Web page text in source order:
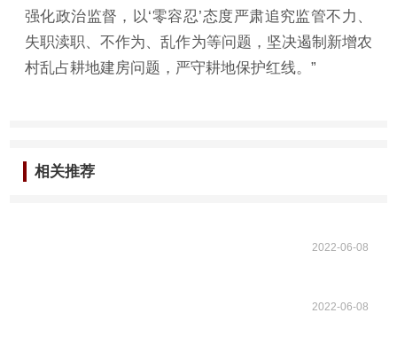
强化政治监督，以‘零容忍’态度严肃追究监管不力、
失职渎职、不作为、乱作为等问题，坚决遏制新增农
村乱占耕地建房问题，严守耕地保护红线。”
相关推荐
2022-06-08
2022-06-08